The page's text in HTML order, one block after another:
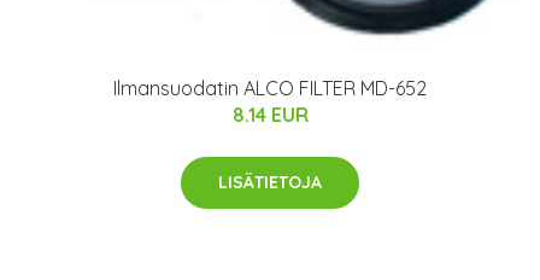
Ilmansuodatin ALCO FILTER MD-652
8.14 EUR
LISÄTIETOJA